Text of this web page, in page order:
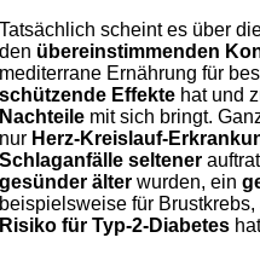
Tatsächlich scheint es über
den übereinstimmenden
mediterrane Ernährung für
schützende Effekte hat und
Nachteile mit sich bringt.
nur Herz-Kreislauf-
Schlaganfälle seltener
gesünder älter wurden, ein
beispielsweise für
Risiko für Typ-2-Diabetes